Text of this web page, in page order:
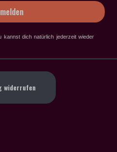
kannst dich natürlich jederzeit wieder
widerrufen